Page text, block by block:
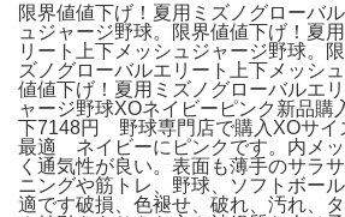
限界値値下げ！夏用ミズノグローバ
ュジャージ野球。限界値値下げ！夏
リート上下メッシュジャージ野球。
ズノグローバルエリート上下メッシ
値値下げ！夏用ミズノグローバルエ
ャージ野球XOネイビーピンク新品
下7148円 野球専門店で購入XOサ
最適 ネイビーにピンクです。内メ
く通気性が良い。表面も薄手のサラ
ニングや筋トレ、野球、ソフトボー
適です破損、色褪せ、破れ、汚れ、